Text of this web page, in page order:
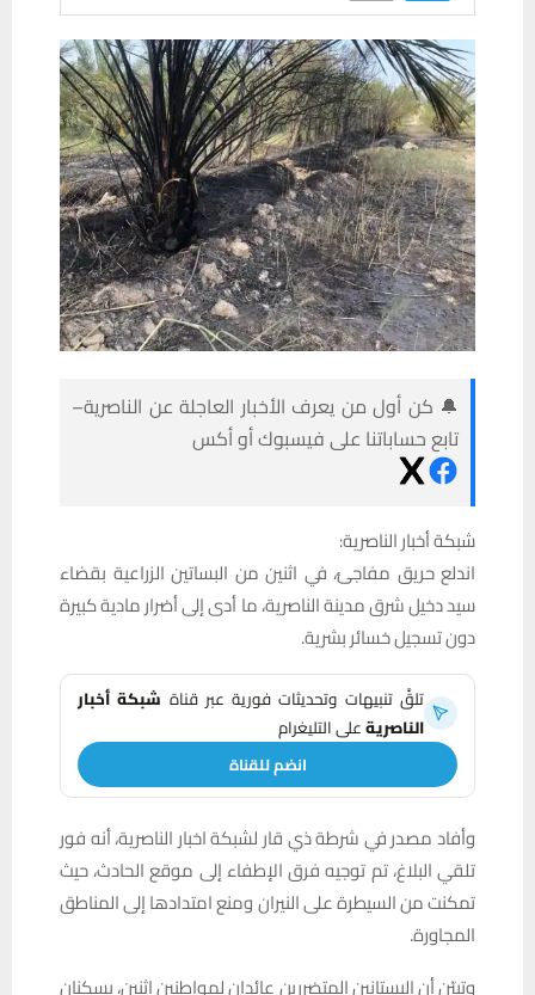
🔔 كن أول من يعرف الأخبار العاجلة عن الناصرية–
تابع حساباتنا على فيسبوك أو أكس
شبكة أخبار الناصرية:
اندلع حريق مفاجئ، في اثنين من البساتين الزراعية بقضاء
سيد دخيل شرق مدينة الناصرية، ما أدى إلى أضرار مادية كبيرة
دون تسجيل خسائر بشرية.
تلقَّ تنبيهات وتحديثات فورية عبر قناة شبكة أخبار
الناصريةعلى التليغرام
انضم للقناة
وأفاد مصدر في شرطة ذي قار لشبكة اخبار الناصرية، أنه فور
تلقي البلاغ، تم توجيه فرق الإطفاء إلى موقع الحادث، حيث
تمكنت من السيطرة على النيران ومنع امتدادها إلى المناطق
المجاورة.
وتبيّن أن البستانين المتضررين عائدان لمواطنين اثنين، يسكنان